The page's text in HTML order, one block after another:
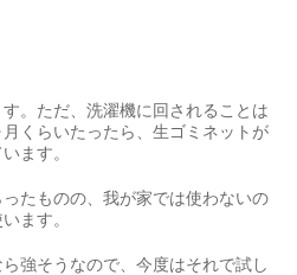
。ただ、洗濯機に回されることは
くらいたったら、生ゴミネットが
ます。
たものの、我が家では使わないの
ます。
強そうなので、今度はそれで試し